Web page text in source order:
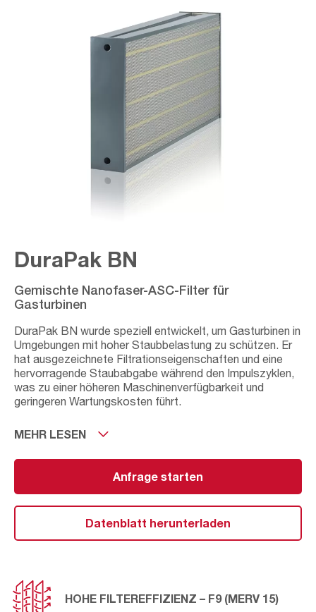
DuraPak BN
Gemischte Nanofaser-ASC-Filter für
Gasturbinen
DuraPak BN wurde speziell entwickelt, um Gasturbinen in
Umgebungen mit hoher Staubbelastung zu schützen. Er
hat ausgezeichnete Filtrationseigenschaften und eine
hervorragende Staubabgabe während den Impulszyklen,
was zu einer höheren Maschinenverfügbarkeit und
geringeren Wartungskosten führt.
DuraPak BN ist ein direkter Ersatz für bestehende ASC-
muss. Seine hohe F9-Effizienz (MERV 15) wird die
Leistungsverluste des Motors senken. Die
ausgezeichnete Staubabscheidung und
Impulsrückgewinnung gewährleistet, dass der Druckabfall
niedrig bleibt, was zu einem geringeren
Filters.
MEHR LESEN
Anfrage starten
Datenblatt herunterladen
HOHE FILTEREFFIZIENZ – F9 (MERV 15)